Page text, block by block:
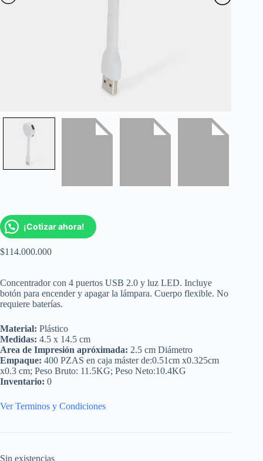
¡Cotizar ahora!
$114.000.000
Concentrador con 4 puertos USB 2.0 y luz LED. Incluye
botón para encender y apagar la lámpara. Cuerpo flexible. No
requiere baterías.
Material: Plástico
Medidas: 4.5 x 14.5 cm
Area de Impresión apróximada: 2.5 cm Diámetro
Empaque: 400 PZAS en caja máster de:0.51cm x0.325cm
x0.3 cm; Peso Bruto: 11.5KG; Peso Neto:10.4KG
Inventario: 0
Ver Terminos y Condiciones
Sin existencias